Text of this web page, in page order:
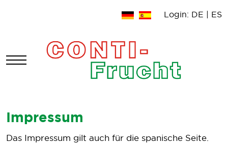
Login: DE | ES
Mobile Menu Toggle
Impressum
Das Impressum gilt auch für die spanische Seite.